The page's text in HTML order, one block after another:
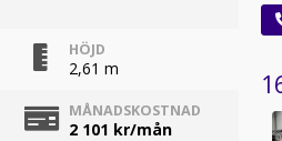
HÖJD
2,61 m
MÅNADSKOSTNAD
2 101 kr/mån